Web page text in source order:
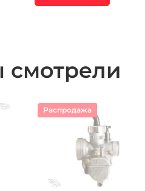
смотрели
Распродажа